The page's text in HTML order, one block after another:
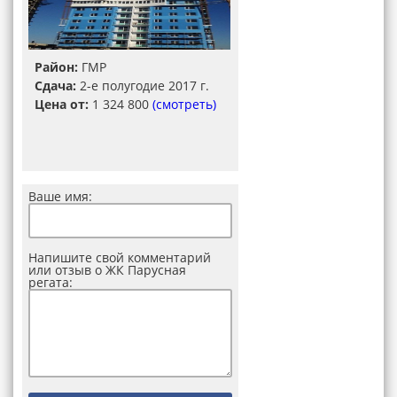
Район: ГМР
Сдача: 2-е полугодие 2017 г.
Цена от: 1 324 800 (смотреть)
Ваше имя:
Напишите свой комментарий
или отзыв о ЖК Парусная
регата: